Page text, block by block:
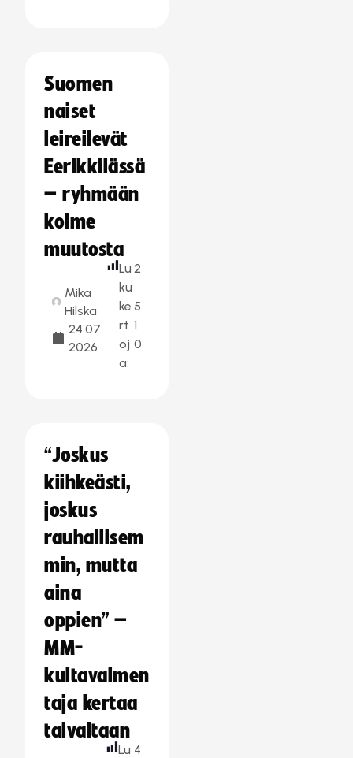
Suomen
naiset
leireilevät
Eerikkilässä
– ryhmään
kolme
muutosta
Mika
Hilska
24.07.
2026
Lu
ku
ke
rt
oj
a:
2
5
1
0
“Joskus
kiihkeästi,
joskus
rauhallisem
min, mutta
aina
oppien” –
MM-
kultavalmen
taja kertaa
taivaltaan
Lu 4